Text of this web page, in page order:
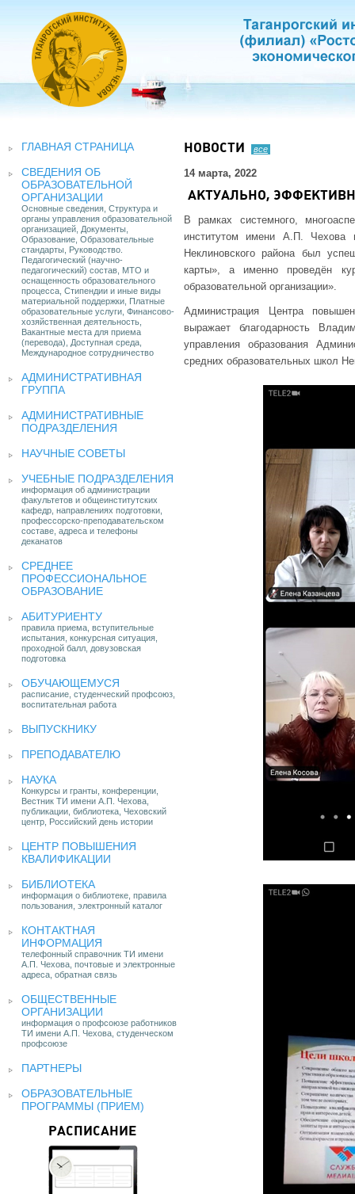
ГЛАВНАЯ СТРАНИЦА
СВЕДЕНИЯ ОБ
ОБРАЗОВАТЕЛЬНОЙ
ОРГАНИЗАЦИИ
Основные сведения, Структура и
органы управления образовательной
организацией, Документы,
Образование, Образовательные
стандарты, Руководство.
Педагогический (научно-
педагогический) состав, МТО и
оснащенность образовательного
процесса, Стипендии и иные виды
материальной поддержки, Платные
образовательные услуги, Финансово-
хозяйственная деятельность,
Вакантные места для приема
(перевода), Доступная среда,
Международное сотрудничество
АДМИНИСТРАТИВНАЯ
ГРУППА
АДМИНИСТРАТИВНЫЕ
ПОДРАЗДЕЛЕНИЯ
НАУЧНЫЕ СОВЕТЫ
УЧЕБНЫЕ ПОДРАЗДЕЛЕНИЯ
информация об администрации
факультетов и общеинститутских
кафедр, направлениях подготовки,
профессорско-преподавательском
составе, адреса и телефоны
деканатов
СРЕДНЕЕ
ПРОФЕССИОНАЛЬНОЕ
ОБРАЗОВАНИЕ
АБИТУРИЕНТУ
правила приема, вступительные
испытания, конкурсная ситуация,
проходной балл, довузовская
подготовка
ОБУЧАЮЩЕМУСЯ
расписание, студенческий профсоюз,
воспитательная работа
ВЫПУСКНИКУ
ПРЕПОДАВАТЕЛЮ
НАУКА
Конкурсы и гранты, конференции,
Вестник ТИ имени А.П. Чехова,
публикации, библиотека, Чеховский
центр, Российский день истории
ЦЕНТР ПОВЫШЕНИЯ
КВАЛИФИКАЦИИ
БИБЛИОТЕКА
информация о библиотеке, правила
пользования, электронный каталог
КОНТАКТНАЯ
ИНФОРМАЦИЯ
телефонный справочник ТИ имени
А.П. Чехова, почтовые и электронные
адреса, обратная связь
ОБЩЕСТВЕННЫЕ
ОРГАНИЗАЦИИ
информация о профсоюзе работников
ТИ имени А.П. Чехова, студенческом
профсоюзе
ПАРТНЕРЫ
ОБРАЗОВАТЕЛЬНЫЕ
ПРОГРАММЫ (ПРИЕМ)
РАСПИСАНИЕ
НОВОСТИ все
14 марта, 2022
АКТУАЛЬНО,
В рамках системного,
институтом имени А.П. Чехова
Неклиновского района был
карты», а именно проведён
образовательной организации».
Администрация Центра
выражает благодарность
управления образования
средних образовательных школ